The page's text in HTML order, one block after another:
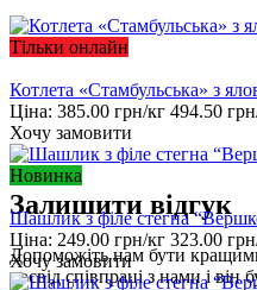
Тільки онлайн
Котлета «Стамбульська» з
Ціна: 385.00 грн/кг 494.50
Хочу замовити
Новинка
Шашлик з філе стегна
Ціна: 249.00 грн/кг 323.00
Хочу замовити
Залишити відгук
Допоможіть нам бути
досвід співпраці з нами і він